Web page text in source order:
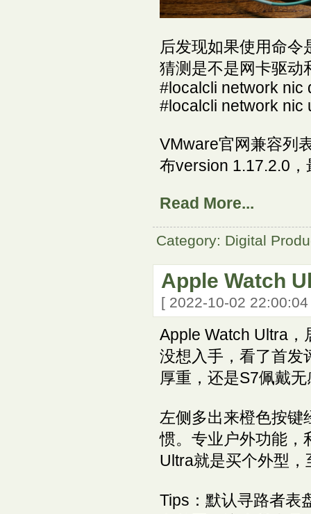
后发现如果使用命令
猜测是不是网卡驱动
#localcli network nic
#localcli network nic
VMware官网兼容列
布version 1.17.2.0
Read More...
Category: Digital
Apple Watch
[ 2022-10-02
Apple Watch Ultra，
没想入手，看了首发
厚重，还是S7佩戴
左侧多出来橙色按键
惯。专业户外功能，
Ultra就是买个外型
Tips：默认寻路者表